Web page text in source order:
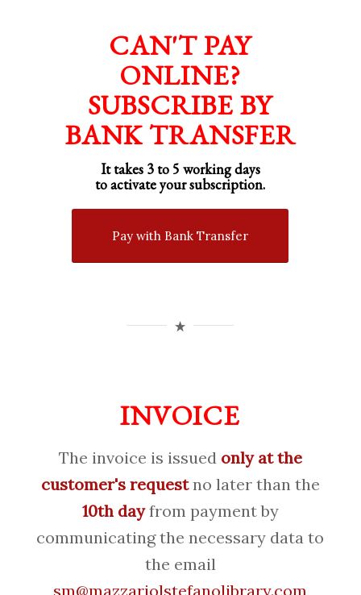
CAN'T PAY
ONLINE?
SUBSCRIBE BY
BANK TRANSFER
It takes 3 to 5 working days
to activate your subscription.
Pay with Bank Transfer
INVOICE
The invoice is issued only at the
customer's requestno later than the
10th dayfrom payment by
communicating the necessary data to
the email
sm@mazzariolstefanolibrary.com